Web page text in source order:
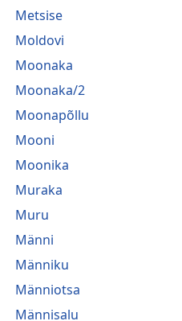
Metsise
Moldovi
Moonaka
Moonaka/2
Moonapõllu
Mooni
Moonika
Muraka
Muru
Männi
Männiku
Männiotsa
Männisalu